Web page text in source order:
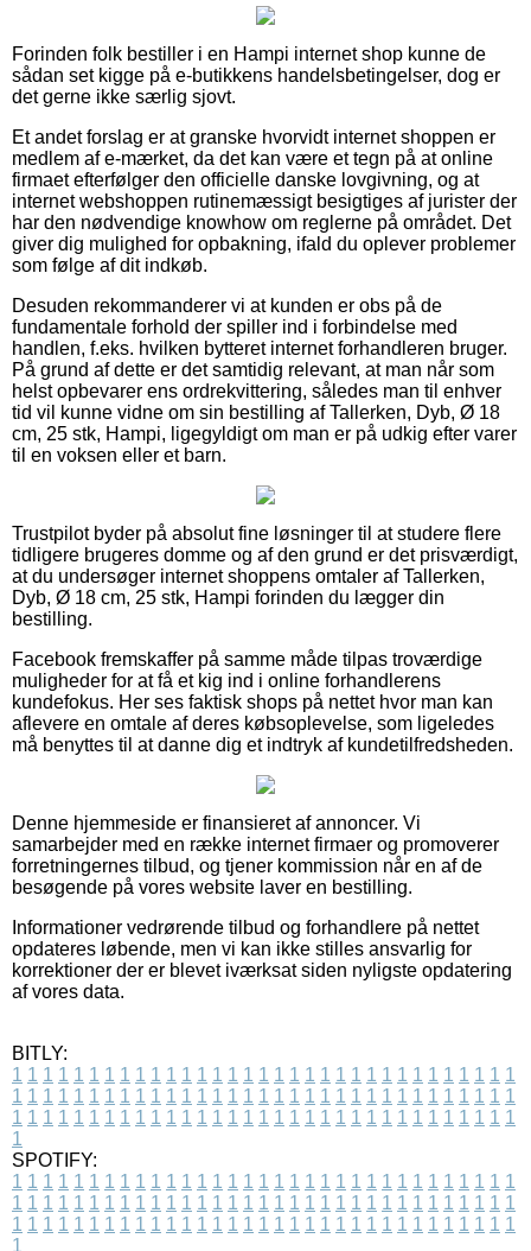
Forinden folk bestiller i en Hampi internet shop kunne de
sådan set kigge på e-butikkens handelsbetingelser, dog er
det gerne ikke særlig sjovt.
Et andet forslag er at granske hvorvidt internet shoppen er
medlem af e-mærket, da det kan være et tegn på at online
firmaet efterfølger den officielle danske lovgivning, og at
internet webshoppen rutinemæssigt besigtiges af jurister der
har den nødvendige knowhow om reglerne på området. Det
giver dig mulighed for opbakning, ifald du oplever problemer
som følge af dit indkøb.
Desuden rekommanderer vi at kunden er obs på de
fundamentale forhold der spiller ind i forbindelse med
handlen, f.eks. hvilken bytteret internet forhandleren bruger.
På grund af dette er det samtidig relevant, at man når som
helst opbevarer ens ordrekvittering, således man til enhver
tid vil kunne vidne om sin bestilling af Tallerken, Dyb, Ø 18
cm, 25 stk, Hampi, ligegyldigt om man er på udkig efter varer
til en voksen eller et barn.
Trustpilot byder på absolut fine løsninger til at studere flere
tidligere brugeres domme og af den grund er det prisværdigt,
at du undersøger internet shoppens omtaler af Tallerken,
Dyb, Ø 18 cm, 25 stk, Hampi forinden du lægger din
bestilling.
Facebook fremskaffer på samme måde tilpas troværdige
muligheder for at få et kig ind i online forhandlerens
kundefokus. Her ses faktisk shops på nettet hvor man kan
aflevere en omtale af deres købsoplevelse, som ligeledes
må benyttes til at danne dig et indtryk af kundetilfredsheden.
Denne hjemmeside er finansieret af annoncer. Vi
samarbejder med en række internet firmaer og promoverer
forretningernes tilbud, og tjener kommission når en af de
besøgende på vores website laver en bestilling.
Informationer vedrørende tilbud og forhandlere på nettet
opdateres løbende, men vi kan ikke stilles ansvarlig for
korrektioner der er blevet iværksat siden nyligste opdatering
af vores data.
BITLY:
1 1 1 1 1 1 1 1 1 1 1 1 1 1 1 1 1 1 1 1 1 1 1 1 1 1 1 1 1 1 1 1 1
1 1 1 1 1 1 1 1 1 1 1 1 1 1 1 1 1 1 1 1 1 1 1 1 1 1 1 1 1 1 1 1 1
1 1 1 1 1 1 1 1 1 1 1 1 1 1 1 1 1 1 1 1 1 1 1 1 1 1 1 1 1 1 1 1 1
1
SPOTIFY:
1 1 1 1 1 1 1 1 1 1 1 1 1 1 1 1 1 1 1 1 1 1 1 1 1 1 1 1 1 1 1 1 1
1 1 1 1 1 1 1 1 1 1 1 1 1 1 1 1 1 1 1 1 1 1 1 1 1 1 1 1 1 1 1 1 1
1 1 1 1 1 1 1 1 1 1 1 1 1 1 1 1 1 1 1 1 1 1 1 1 1 1 1 1 1 1 1 1 1
1